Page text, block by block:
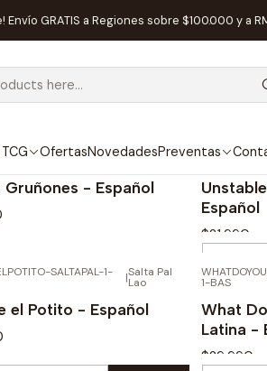
OfertasNovedadesPreventas
Envío GRATIS a Regiones sobre $100.000 y a
Juegos de Mesa Mayores a 18
Mayores a 18
- Español
Español
$21.990
Quantity
SALTAPAL-1- |Salta Pal
Lao
el Potito - Español
1-BAS
What
Latina -
$29.990